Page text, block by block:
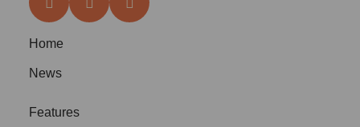
Home
News
Features